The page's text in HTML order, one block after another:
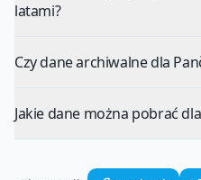
latami?
Czy dane archiwalne dla
Jakie dane można pobrać